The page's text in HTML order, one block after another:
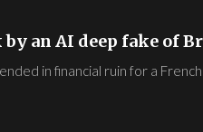
an AI deep fake of
in financial ruin for a